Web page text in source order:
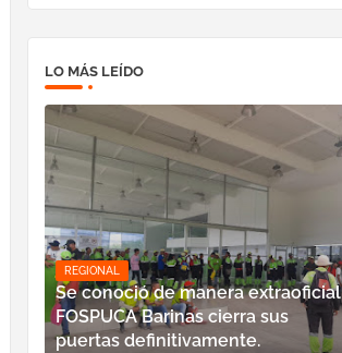
LO MÁS LEÍDO
REGIONAL
Se conoció de manera extraoficial
FOSPUCA Barinas cierra sus
puertas definitivamente.